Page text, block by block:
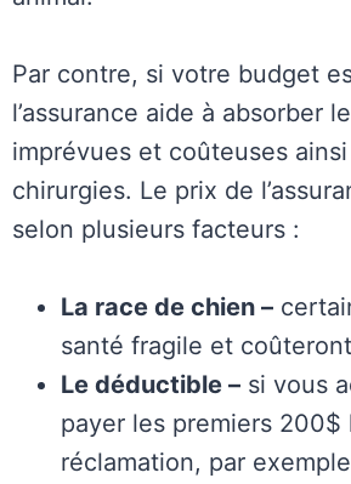
Par contre, si votre budget
l’assurance aide à absorber
imprévues et coûteuses
chirurgies. Le prix de
selon plusieurs facteurs :
La race de chien –
santé fragile et
Le déductible – si vous
payer les premiers 200$
réclamation, par